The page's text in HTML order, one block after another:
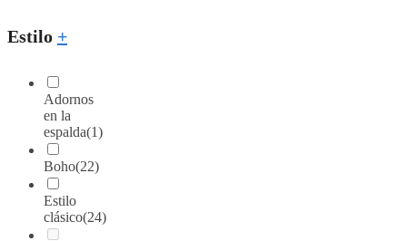
Estilo +
Adornos
en la
espalda(1)
Boho(22)
Estilo
clásico(24)